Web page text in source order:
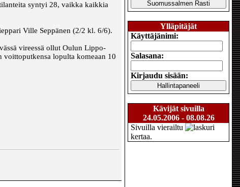
syntyi 28, vaikka kaikkia
Ville Seppänen (2/2 kl. 6/6).
vireessä ollut Oulun Lippo-
voittoputkensa lopulta komeaan 10
Ylläpitäjät
Käyttäjänimi:
Salasana:
Kirjaudu sisään:
Kävijät sivuilla
24.05.2006 - 08.08.26
Sivuilla vierailtu
kertaa.